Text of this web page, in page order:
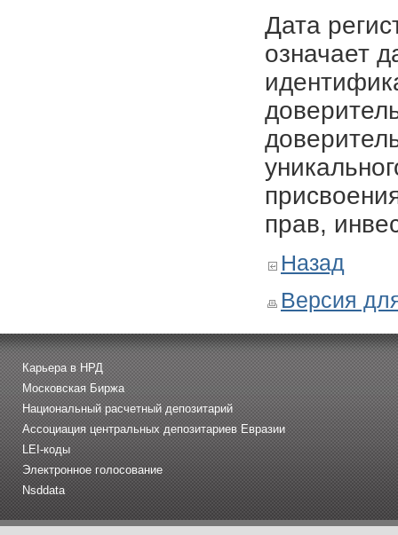
Дата
означает
прав,
Назад
Версия
Карьера в НРД
Московская Биржа
Национальный расчетный депозитарий
Ассоциация центральных депозитариев Евразии
LEI-коды
Электронное голосование
Nsddata